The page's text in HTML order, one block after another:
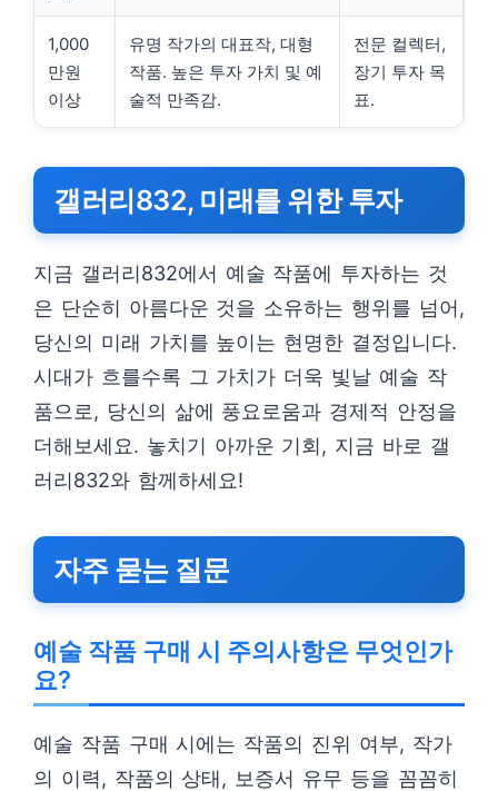
1,000
만원
이상
유명 작가의 대표작, 대형
작품. 높은 투자 가치 및 예
술적 만족감.
전문 컬렉터,
장기 투자 목
표.
갤러리832, 미래를 위한 투자
지금 갤러리832에서 예술 작품에 투자하는 것
은 단순히 아름다운 것을 소유하는 행위를 넘어,
당신의 미래 가치를 높이는 현명한 결정입니다.
시대가 흐를수록 그 가치가 더욱 빛날 예술 작
품으로, 당신의 삶에 풍요로움과 경제적 안정을
더해보세요. 놓치기 아까운 기회, 지금 바로 갤
러리832와 함께하세요!
자주 묻는 질문
예술 작품 구매 시 주의사항은 무엇인가
요?
예술 작품 구매 시에는 작품의 진위 여부, 작가
의 이력, 작품의 상태, 보증서 유무 등을 꼼꼼히